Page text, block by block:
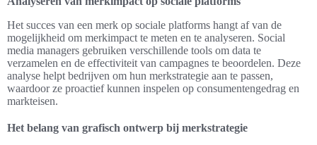
Het succes van een merk op sociale platforms hangt af van de
mogelijkheid om merkimpact te meten en te analyseren. Social
media managers gebruiken verschillende tools om data te
verzamelen en de effectiviteit van campagnes te beoordelen. Deze
analyse helpt bedrijven om hun merkstrategie aan te passen,
waardoor ze proactief kunnen inspelen op consumentengedrag en
markteisen.
Het belang van grafisch ontwerp bij merkstrategie